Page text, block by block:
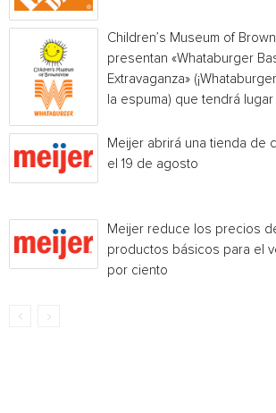
Children’s Museum of
presentan «Whataburger
Extravaganza»
la espuma) que tendrá lugar
Meijer abrirá una tienda de
el 19 de agosto
Meijer reduce los precios
productos básicos para el
por ciento